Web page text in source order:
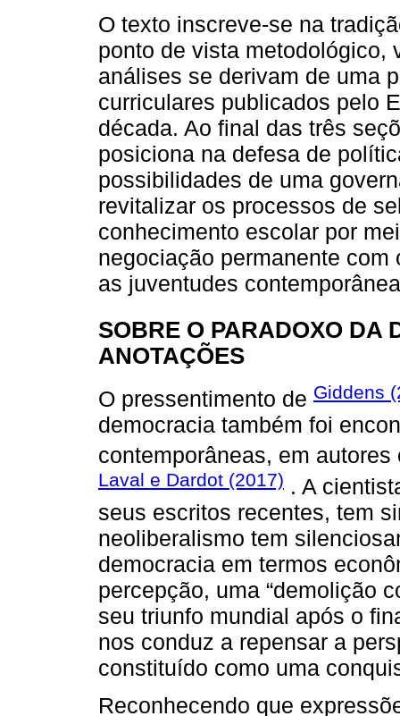
O texto inscreve-se na
ponto de vista metodológico,
análises se derivam de uma
curriculares publicados pelo
década. Ao final das três
posiciona na defesa de
possibilidades de uma
revitalizar os processos de
conhecimento escolar por
negociação permanente
as juventudes
SOBRE O PARADOXO DA
ANOTAÇÕES
O pressentimento de Giddens
democracia também foi
contemporâneas, em
Laval e Dardot (2017) . A
seus escritos recentes, tem
neoliberalismo tem
democracia em termos
percepção, uma “demolição
seu triunfo mundial após o
nos conduz a repensar a
constituído como uma
Reconhecendo que